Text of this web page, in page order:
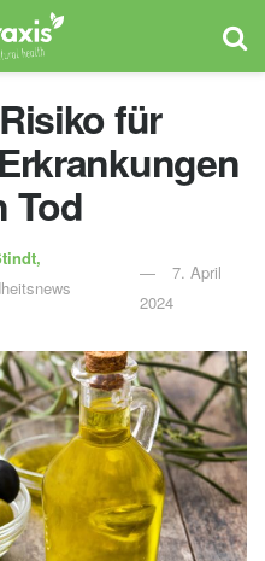
für
Tod
7. April
2024